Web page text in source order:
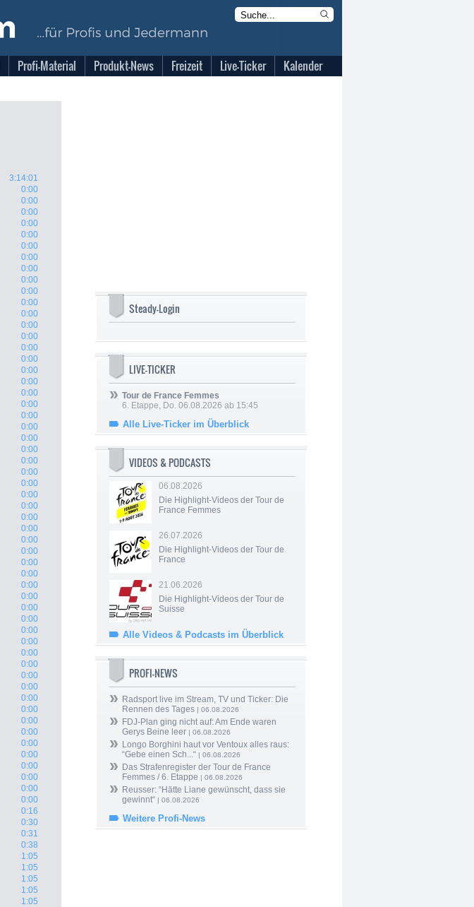
Profi-Material Produkt-News Freizeit Live-Ticker Kalender
3:14:01
0:00
0:00
0:00
0:00
0:00
0:00
0:00
0:00
0:00
0:00
0:00
0:00
0:00
0:00
0:00
0:00
0:00
0:00
0:00
0:00
0:00
0:00
0:00
0:00
0:00
0:00
0:00
0:00
0:00
0:00
0:00
0:00
0:00
0:00
0:00
0:00
0:00
0:00
0:00
0:00
0:00
0:00
0:00
0:00
0:00
0:00
0:00
0:00
0:00
0:00
0:00
0:00
0:00
0:00
0:00
0:16
0:30
0:31
0:38
1:05
1:05
1:05
1:05
1:05
Steady-Login
LIVE-TICKER
Tour de France Femmes
6. Etappe, Do. 06.08.2026 ab 15:45
Alle Live-Ticker im Überblick
VIDEOS & PODCASTS
06.08.2026
Die Highlight-Videos der Tour de
France Femmes
26.07.2026
Die Highlight-Videos der Tour de
France
21.06.2026
Die Highlight-Videos der Tour de
Suisse
Alle Videos & Podcasts im Überblick
PROFI-NEWS
Radsport live im Stream, TV und Ticker: Die
Rennen des Tages | 06.08.2026
FDJ-Plan ging nicht auf: Am Ende waren
Gerys Beine leer | 06.08.2026
Longo Borghini haut vor Ventoux alles raus:
“Gebe einen Sch...“ | 06.08.2026
Das Strafenregister der Tour de France
Femmes / 6. Etappe | 06.08.2026
Reusser: “Hätte Liane gewünscht, dass sie
gewinnt“ | 06.08.2026
Weitere Profi-News